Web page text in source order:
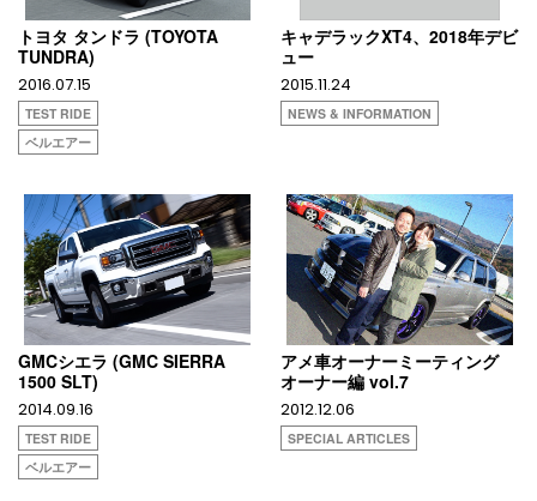
トヨタ タンドラ (TOYOTA
TUNDRA)
2016.07.15
TEST RIDE
ベルエアー
キャデラックXT4、2018年デビ
ュー
2015.11.24
NEWS & INFORMATION
GMCシエラ (GMC SIERRA
1500 SLT)
2014.09.16
TEST RIDE
ベルエアー
アメ車オーナーミーティング
オーナー編 vol.7
2012.12.06
SPECIAL ARTICLES